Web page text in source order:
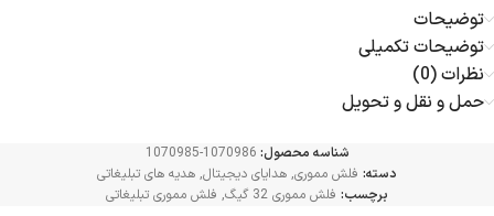
توضیحات
توضیحات تکمیلی
نظرات (0)
حمل و نقل و تحویل
شناسه محصول: 1070986-1070985
دسته: فلش مموری, هدایای دیجیتال, هدیه های تبلیغاتی
برچسب: فلش مموری 32 گیگ , فلش مموری تبلیغاتی